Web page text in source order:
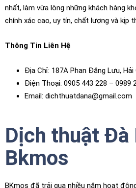
nhất, làm vừa lòng những khách hàng
chính xác cao, uy tín, chất lượng và kịp
Thông Tin Liên Hệ
Địa Chỉ: 187A Phan Đăng Lưu, Hải
Điện Thoại: 0905 443 228 – 0989
Email: dichthuatdana@gmail.com
Dịch thuật Đà
Bkmos
BKmos đã trải qua nhiều năm hoạt